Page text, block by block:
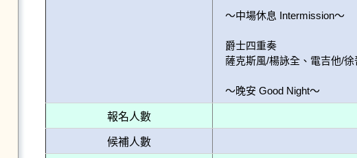
～中場休息 Intermission～
爵士四重奏
薩克斯風/楊詠全、電吉他/
～晚安 Good Night～
報名人數
候補人數